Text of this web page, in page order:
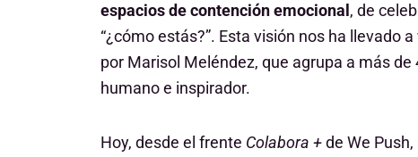
espacios de contención emocional , de
“¿cómo estás?”. Esta visión nos ha llevado
por Marisol Meléndez, que agrupa a más
humano e inspirador.
Hoy, desde el frente Colabora +de We